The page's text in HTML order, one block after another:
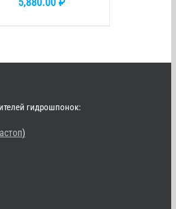
гидрошпонок:
)